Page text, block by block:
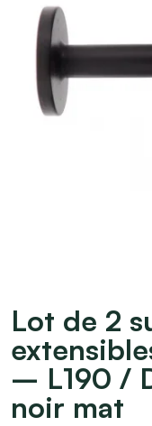
Lot de 2
– L190 /
noir mat